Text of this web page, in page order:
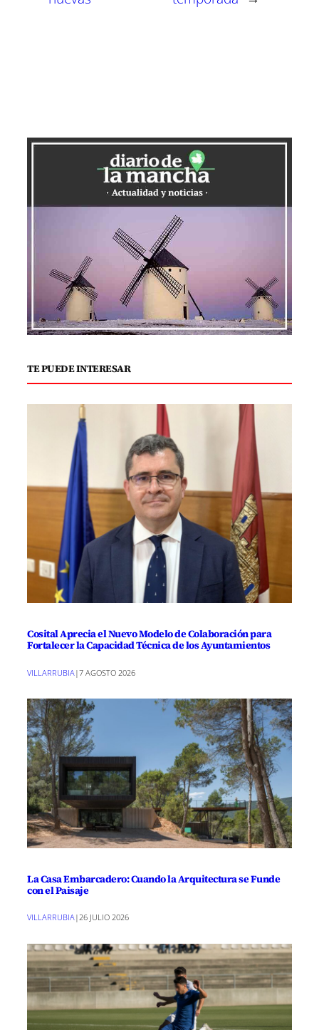
TE PUEDE INTERESAR
Cosital Aprecia el Nuevo Modelo de Colaboración para
Fortalecer la Capacidad Técnica de los Ayuntamientos
VILLARRUBIA |7 AGOSTO 2026
La Casa Embarcadero: Cuando la Arquitectura se Funde
con el Paisaje
VILLARRUBIA|26 JULIO 2026